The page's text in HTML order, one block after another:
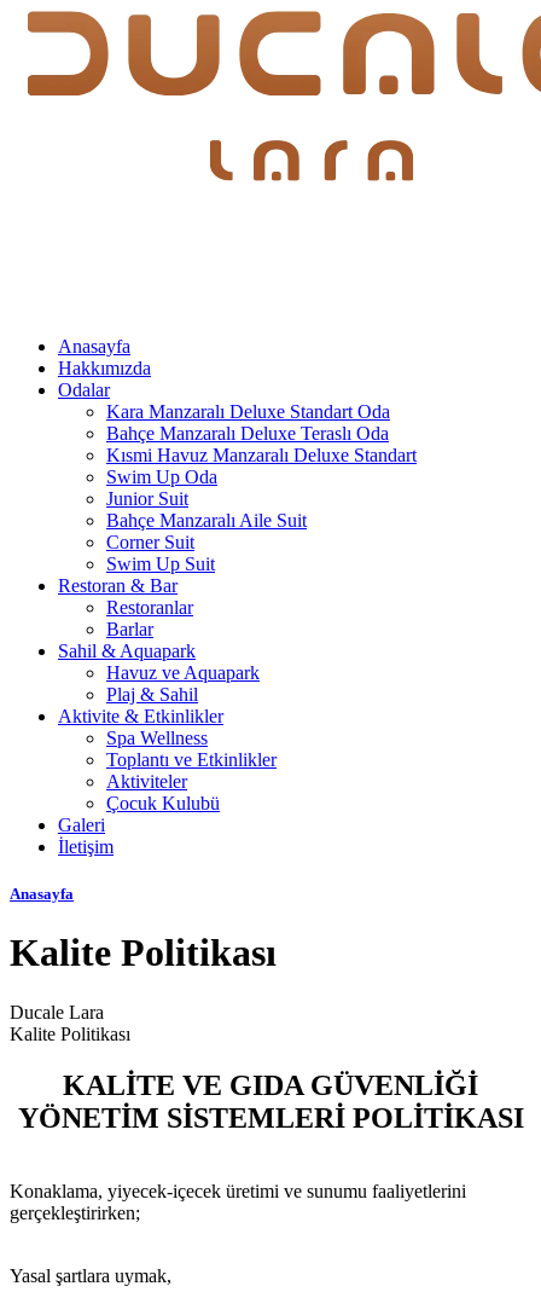
Anasayfa
Hakkımızda
Odalar
Kara Manzaralı Deluxe Standart Oda
Bahçe Manzaralı Deluxe Teraslı Oda
Kısmi Havuz Manzaralı Deluxe Standart
Swim Up Oda
Junior Suit
Bahçe Manzaralı Aile Suit
Corner Suit
Swim Up Suit
Restoran & Bar
Restoranlar
Barlar
Sahil & Aquapark
Havuz ve Aquapark
Plaj & Sahil
Aktivite & Etkinlikler
Spa Wellness
Toplantı ve Etkinlikler
Aktiviteler
Çocuk Kulubü
Galeri
İletişim
Anasayfa
Kalite Politikası
Ducale Lara
Kalite Politikası
KALİTE VE GIDA GÜVENLİĞİ
YÖNETİM SİSTEMLERİ POLİTİKASI
Konaklama, yiyecek-içecek üretimi ve sunumu faaliyetlerini
gerçekleştirirken;
Yasal şartlara uymak,